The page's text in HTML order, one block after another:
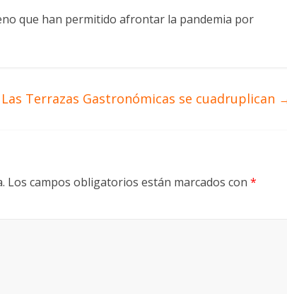
que han permitido afrontar la pandemia por
Las Terrazas Gastronómicas se cuadruplican
Los campos obligatorios están marcados con *